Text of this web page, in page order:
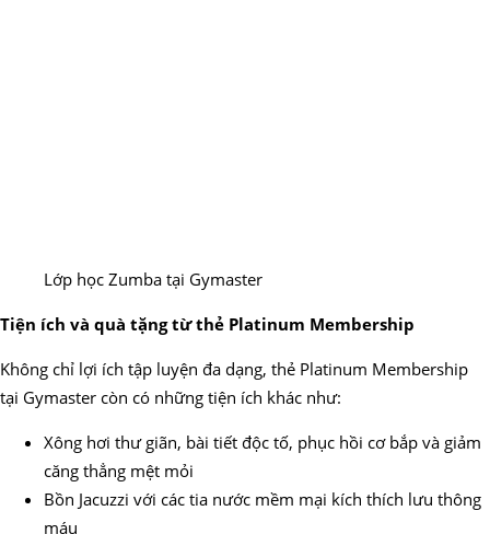
Lớp học Zumba tại Gymaster
Tiện ích và quà tặng từ thẻ Platinum Membership
Không chỉ lợi ích tập luyện đa dạng, thẻ Platinum Membership
tại Gymaster còn có những tiện ích khác như:
Xông hơi thư giãn, bài tiết độc tố, phục hồi cơ bắp và giảm
căng thẳng mệt mỏi
Bồn Jacuzzi với các tia nước mềm mại kích thích lưu thông
máu